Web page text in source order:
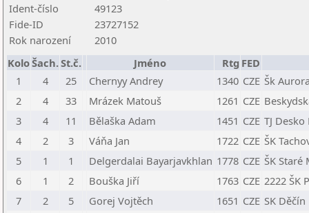
Ident-číslo
49123
Fide-ID
23727152
Rok narození
2010
KoloŠach.St.č. Jméno Rtg FED
1
4 25 Chernyy Andrey 1340 CZE Šk
2
4 33 Mrázek Matouš 1261 CZE
3
4 11 Bělaška Adam 1451 CZE TJ
4
2 3 Váňa Jan 1722 CZE ŠK
5
1 1 Delgerdalai Bayarjavkhlan 1778 CZE ŠK Staré
6
1 2 Bouška Jiří 1763 CZE 2222 ŠK
7
2 5 Gorej Vojtěch 1651 CZE SK Děčín